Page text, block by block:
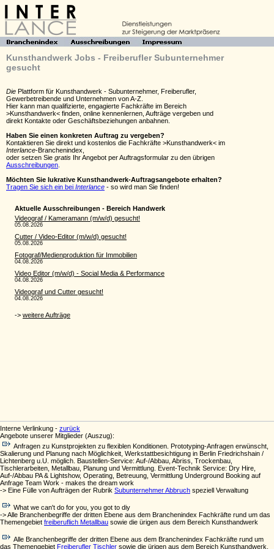
Kunsthandwerk Jobs - Freiberufler Subunternehmer
gesucht
Die Plattform für Kunsthandwerk - Subunternehmer, Freiberufler,
Gewerbetreibende und Unternehmen von A-Z.
Hier kann man qualifizierte, engagierte Fachkräfte im Bereich
>Kunsthandwerk< finden, online kennenlernen, Aufträge vergeben und
direkt Kontakte oder Geschäftsbeziehungen anbahnen.
Haben Sie einen konkreten Auftrag zu vergeben?
Kontaktieren Sie direkt und kostenlos die Fachkräfte >Kunsthandwerk< im
Interlance-Branchenindex,
oder setzen Sie gratis Ihr Angebot per Auftragsformular zu den übrigen
Ausschreibungen
Möchten Sie lukrative Kunsthandwerk-Auftragsangebote erhalten?
Tragen Sie sich ein bei Interlance - so wird man Sie finden!
Interne Verlinkung - zurück
Angebote unserer Mitglieder (Auszug):
Anfragen zu Kunstprojekten zu flexiblen Konditionen. Prototyping-Anfragen erwünscht,
Skalierung und Planung nach Möglichkeit, Werkstattbesichtigung in Berlin Friedrichshain /
Lichtenberg u.U. möglich. Baustellen-Service: Auf-/Abbau, Abriss, Trockenbau,
Tischlerarbeiten, Metallbau, Planung und Vermittlung. Event-Technik Service: Dry Hire,
Auf-/Abbau PA & Lightshow, Operating, Betreuung, Vermittlung Underground Booking auf
Anfrage Team Work - makes the dream work
-> Eine Fülle von Aufträgen der Rubrik Subunternehmer Abbruch speziell Verwaltung
What we can't do for you, you got to diy
-> Alle Branchenbegriffe der dritten Ebene aus dem Branchenindex Fachkräfte rund um das
Themengebiet freiberuflich Metallbau sowie die ürigen aus dem Bereich Kunsthandwerk
Alle Branchenbegriffe der dritten Ebene aus dem Branchenindex Fachkräfte rund um
das Themengebiet Freiberufler Tischler sowie die ürigen aus dem Bereich Kunsthandwerk.